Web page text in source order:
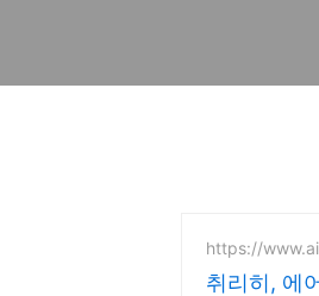
https://
취리히, 에